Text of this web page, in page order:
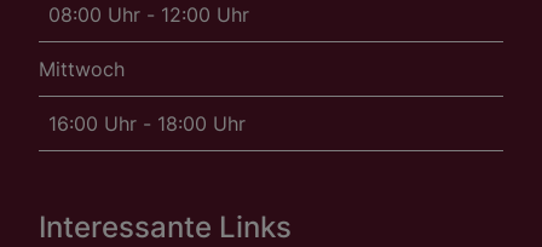
08:00 Uhr - 12:00 Uhr
Mittwoch
16:00 Uhr - 18:00 Uhr
Interessante Links